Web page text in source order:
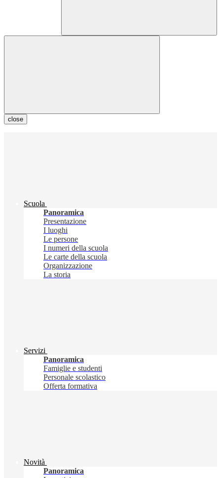
close
Scuola
Panoramica
Presentazione
I luoghi
Le persone
I numeri della scuola
Le carte della scuola
Organizzazione
La storia
Servizi
Panoramica
Famiglie e studenti
Personale scolastico
Offerta formativa
Novità
Panoramica